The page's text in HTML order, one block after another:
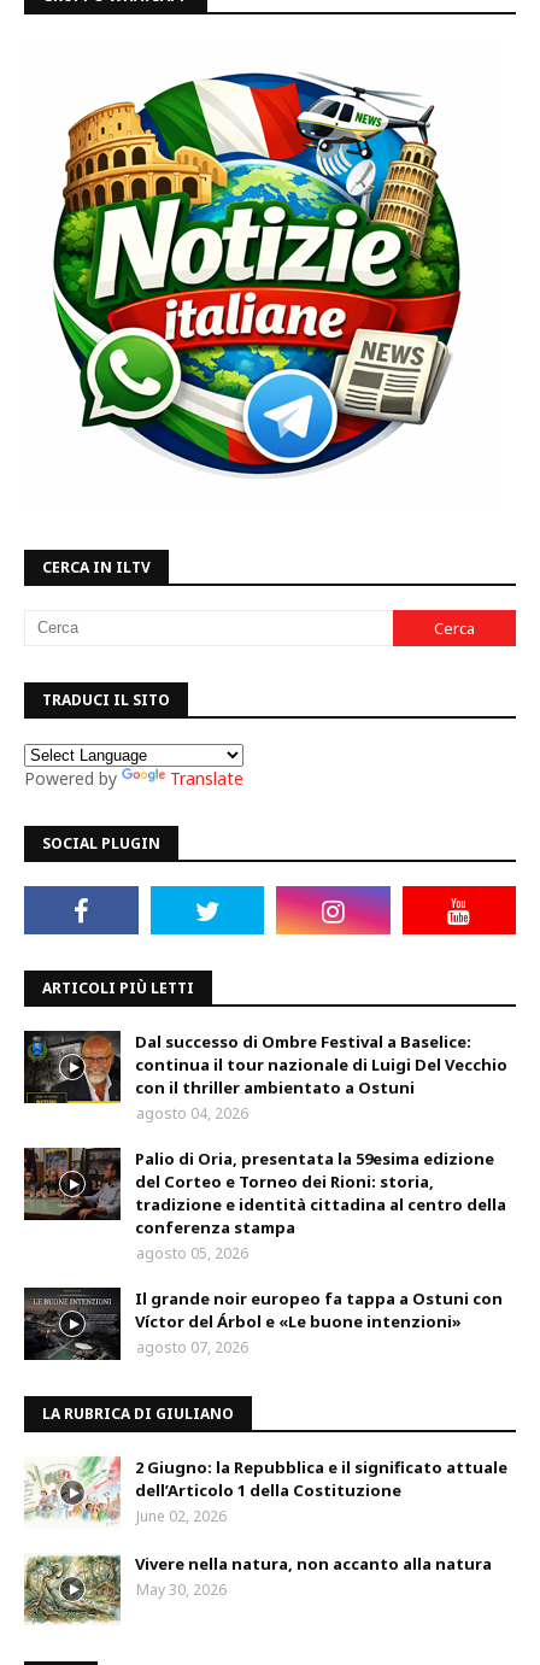
CERCA IN ILTV
TRADUCI IL SITO
Powered by Translate
SOCIAL PLUGIN
ARTICOLI PIÙ LETTI
Dal successo di Ombre Festival a Baselice:
continua il tour nazionale di Luigi Del Vecchio
con il thriller ambientato a Ostuni
agosto 04, 2026
Palio di Oria, presentata la 59esima edizione
del Corteo e Torneo dei Rioni: storia,
tradizione e identità cittadina al centro della
conferenza stampa
agosto 05, 2026
Il grande noir europeo fa tappa a Ostuni con
Víctor del Árbol e «Le buone intenzioni»
agosto 07, 2026
LA RUBRICA DI GIULIANO
2 Giugno: la Repubblica e il significato attuale
dell’Articolo 1 della Costituzione
June 02, 2026
Vivere nella natura, non accanto alla natura
May 30, 2026